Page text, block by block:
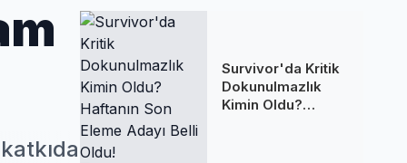
Survivor'da Kritik
Dokunulmazlık
Kimin Oldu?